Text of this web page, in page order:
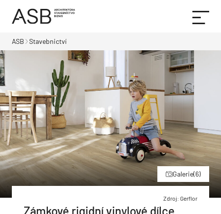
ASB Stavebnictví
Galerie(6)
Zdroj: Gerflor
Zámkové rigidní vinylové dílce